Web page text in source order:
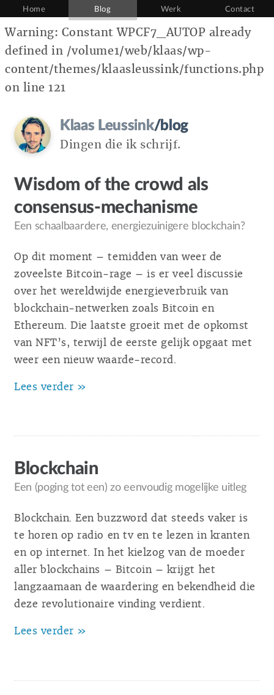
Warning: Constant WPCF7_AUTOP already
defined in /volume1/web/klaas/wp-
content/themes/klaasleussink/functions.php
on line 121
Home Blog Werk Contact
Klaas Leussink/blog
Dingen die ik schrijf.
Wisdom of the crowd als
consensus-mechanisme
Een schaalbaardere, energiezuinigere blockchain?
Op dit moment – temidden van weer de
zoveelste Bitcoin-rage – is er veel discussie
over het wereldwijde energieverbruik van
blockchain-netwerken zoals Bitcoin en
Ethereum. Die laatste groeit met de opkomst
van NFT’s, terwijl de eerste gelijk opgaat met
weer een nieuw waarde-record.
Lees verder »
Blockchain
Een (poging tot een) zo eenvoudig mogelijke uitleg
Blockchain. Een buzzword dat steeds vaker is
te horen op radio en tv en te lezen in kranten
en op internet. In het kielzog van de moeder
aller blockchains – Bitcoin – krijgt het
langzaamaan de waardering en bekendheid die
deze revolutionaire vinding verdient.
Lees verder »